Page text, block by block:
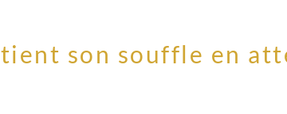
son souffle en